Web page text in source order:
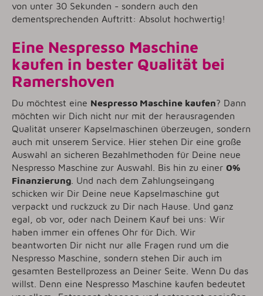
von unter 30 Sekunden - sondern auch den
dementsprechenden Auftritt: Absolut hochwertig!
Eine Nespresso Maschine
kaufen in bester Qualität bei
Ramershoven
Du möchtest eine Nespresso Maschine kaufen? Dann
möchten wir Dich nicht nur mit der herausragenden
Qualität unserer Kapselmaschinen überzeugen, sondern
auch mit unserem Service. Hier stehen Dir eine große
Auswahl an sicheren Bezahlmethoden für Deine neue
Nespresso Maschine zur Auswahl. Bis hin zu einer 0%
Finanzierung . Und nach dem Zahlungseingang
schicken wir Dir Deine neue Kapselmaschine gut
verpackt und ruckzuck zu Dir nach Hause. Und ganz
egal, ob vor, oder nach Deinem Kauf bei uns: Wir
haben immer ein offenes Ohr für Dich. Wir
beantworten Dir nicht nur alle Fragen rund um die
Nespresso Maschine, sondern stehen Dir auch im
gesamten Bestellprozess an Deiner Seite. Wenn Du das
willst. Denn eine Nespresso Maschine kaufen bedeutet